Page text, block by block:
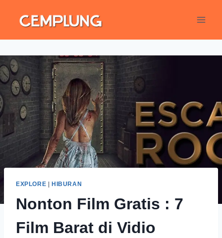
EXPLORE HIBURAN
Nonton Film Gratis : 7
Film Barat di Vidio